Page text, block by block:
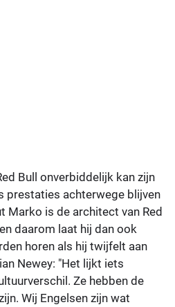
Bull onverbiddelijk kan zijn
prestaties achterwege blijven
Marko is de architect van Red
daarom laat hij dan ook
horen als hij twijfelt aan
Newey: "Het lijkt iets
Ze hebben de
Wij Engelsen zijn wat